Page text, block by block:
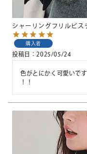
シャーリングフリルビス
購入者
投稿日 2025/05/24
色がとにかく可愛いで
！！